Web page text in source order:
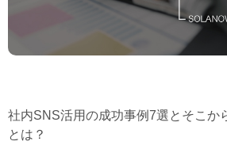
社内SNS活用の成功事例7選とそこか
とは？